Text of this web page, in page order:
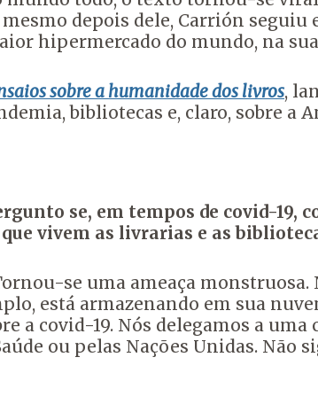
mesmo depois dele, Carrión seguiu
hipermercado do mundo, na
sobre a humanidade dos livros,
bibliotecas e, claro, sobre a
se, em tempos de covid-19,
vivem as livrarias e as
se uma ameaça monstruosa.
está armazenando em sua
a covid-19. Nós delegamos a uma
ou pelas Nações Unidas. Não